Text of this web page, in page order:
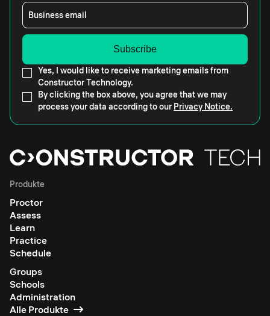
Business email
Yes, I would like to receive marketing emails from
Constructor Technology.
By clicking the box above, you agree that we may
process your data according to our Privacy Notice.
Produkte
Proctor
Assess
Learn
Practice
Schedule
Groups
Schools
Administration
Alle Produkte